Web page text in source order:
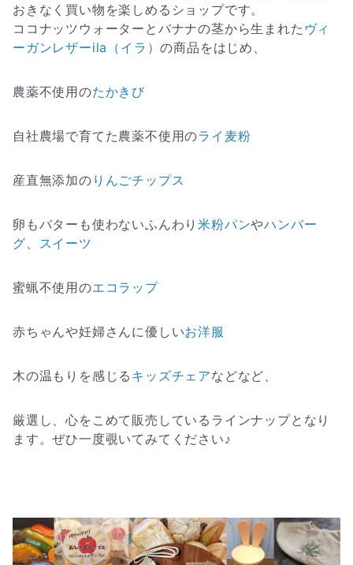
おきなく買い物を楽しめるショップです。
ココナッツウォーターとバナナの茎から生まれた ヴィ
ーガンレザーila（イラ）の商品をはじめ、
農薬不使用のたかきび
自社農場で育てた農薬不使用のライ麦粉
産直無添加の りんごチップス
卵もバターも使わないふんわり米粉パンやハンバー
グ、 スイーツ
蜜蝋不使用のエコラップ
赤ちゃんや妊婦さんに優しいお洋服
木の温もりを感じる キッズチェアなどなど、
厳選し、心をこめて販売しているラインナップとなり
ます。ぜひ一度覗いてみてください♪